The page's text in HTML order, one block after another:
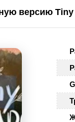
версию